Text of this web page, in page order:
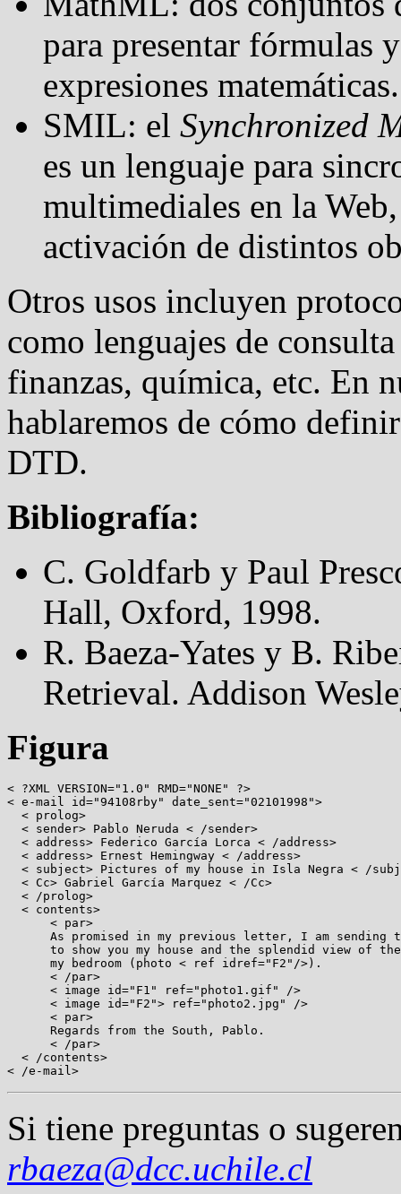
para presentar fórmulas
expresiones matemáticas.
SMIL: el Synchronized
es un lenguaje para
multimediales en la
activación de distintos
Otros usos incluyen
como lenguajes de
finanzas, química, etc. En
hablaremos de cómo
DTD.
Bibliografía:
C. Goldfarb y Paul
Hall, Oxford, 1998.
R. Baeza-Yates y B.
Retrieval. Addison
Figura
< ?XML VERSION="1.0" RMD="NONE" ?>
< e-mail id="94108rby" date_sent="02101998">
  < prolog>
  < sender> Pablo Neruda < /sender>
  < address> Federico García Lorca < /address>
  < address> Ernest Hemingway < /address>
< subject> Pictures of my house in Isla Negra < /
  < Cc> Gabriel García Marquez < /Cc>
  < /prolog>
  < contents>
      < par>
As promised in my previous letter, I am sending
to show you my house and the splendid view of
      my bedroom (photo < ref idref="F2"/>).
      < /par>
      < image id="F1" ref="photo1.gif" />
      < image id="F2"> ref="photo2.jpg" />
      < par>
      Regards from the South, Pablo.
      < /par>
  < /contents>
Si tiene preguntas o
rbaeza@dcc.uchile.cl